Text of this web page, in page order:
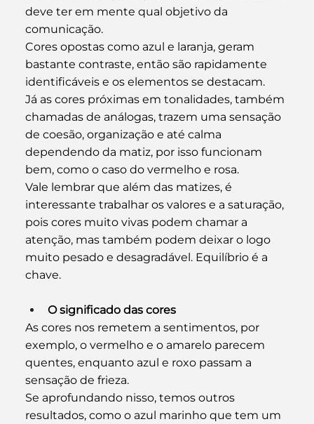
deve ter em mente qual objetivo da
comunicação.
Cores opostas como azul e laranja, geram
bastante contraste, então são rapidamente
identificáveis e os elementos se destacam.
Já as cores próximas em tonalidades, também
chamadas de análogas, trazem uma sensação
de coesão, organização e até calma
dependendo da matiz, por isso funcionam
bem, como o caso do vermelho e rosa.
Vale lembrar que além das matizes, é
interessante trabalhar os valores e a saturação,
pois cores muito vivas podem chamar a
atenção, mas também podem deixar o logo
muito pesado e desagradável. Equilíbrio é a
chave.
O significado das cores
As cores nos remetem a sentimentos, por
exemplo, o vermelho e o amarelo parecem
quentes, enquanto azul e roxo passam a
sensação de frieza.
Se aprofundando nisso, temos outros
resultados, como o azul marinho que tem um